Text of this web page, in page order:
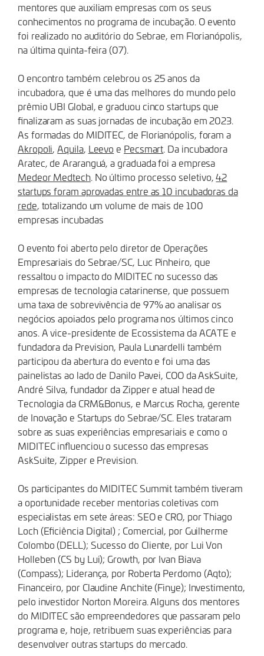
mentores que auxiliam empresas com os seus
conhecimentos no programa de incubação. O evento
foi realizado no auditório do Sebrae, em Florianópolis,
na última quinta-feira (07).
O encontro também celebrou os 25 anos da
incubadora, que é uma das melhores do mundo pelo
prêmio UBI Global, e graduou cinco startups que
finalizaram as suas jornadas de incubação em 2023.
As formadas do MIDITEC, de Florianópolis, foram a
Akropoli,Aquila, Leevo e Pecsmart. Da incubadora
Aratec, de Araranguá, a graduada foi a empresa
Medeor Medtech. No último processo seletivo,42
startups foram aprovadas entre as 10 incubadoras da
rede, totalizando um volume de mais de 100
empresas incubadas
O evento foi aberto pelo diretor de Operações
Empresariais do Sebrae/SC, Luc Pinheiro, que
ressaltou o impacto do MIDITEC no sucesso das
empresas de tecnologia catarinense, que possuem
uma taxa de sobrevivência de 97% ao analisar os
negócios apoiados pelo programa nos últimos cinco
anos. A vice-presidente de Ecossistema da ACATE e
fundadora da Prevision, Paula Lunardelli também
participou da abertura do evento e foi uma das
painelistas ao lado de Danilo Pavei, COO da AskSuite,
André Silva, fundador da Zipper e atual head de
Tecnologia da CRM&Bonus, e Marcus Rocha, gerente
de Inovação e Startups do Sebrae/SC. Eles trataram
sobre as suas experiências empresariais e como o
MIDITEC influenciou o sucesso das empresas
AskSuite, Zipper e Prevision.
Os participantes do MIDITEC Summit também tiveram
a oportunidade receber mentorias coletivas com
especialistas em sete áreas: SEO e CRO, por Thiago
Loch (Eficiência Digital) ; Comercial, por Guilherme
Colombo (DELL); Sucesso do Cliente, por Lui Von
Holleben (CS by Lui); Growth, por Ivan Biava
(Compass); Liderança, por Roberta Perdomo (Aqto);
Financeiro, por Claudine Anchite (Finye); Investimento,
pelo investidor Norton Moreira. Alguns dos mentores
do MIDITEC são empreendedores que passaram pelo
programa e, hoje, retribuem suas experiências para
desenvolver outras startups do mercado.